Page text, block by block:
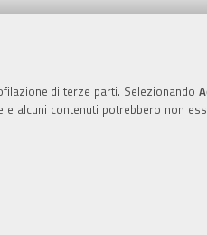
di terze parti. Selezionando
alcuni contenuti potrebbero non